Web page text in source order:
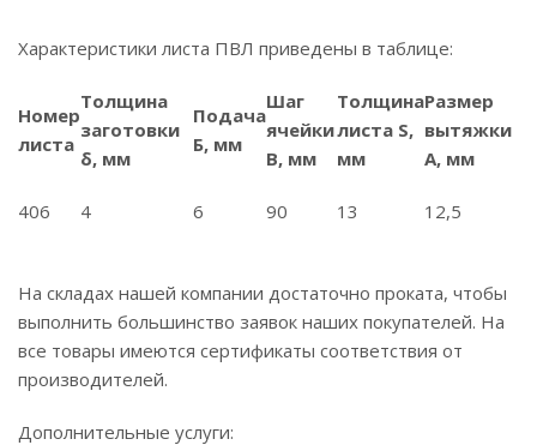
Характеристики листа ПВЛ приведены в таблице:
Номер
листа
Толщина
заготовки
δ, мм
Подача
Б, мм
Шаг
ячейки
В, мм
Толщина
листа S,
мм
Размер
вытяжки
A, мм
406 4 6 90 13 12,5
На складах нашей компании достаточно проката, чтобы
выполнить большинство заявок наших покупателей. На
все товары имеются сертификаты соответствия от
производителей.
Дополнительные услуги: